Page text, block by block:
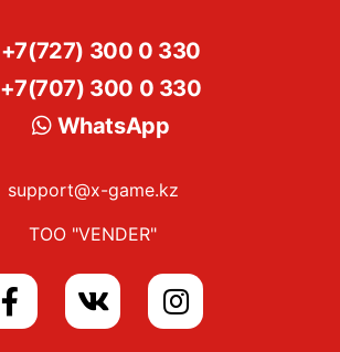
+7(727) 300 0 330
+7(707) 300 0 330
WhatsApp
support@x-game.kz
ТОО "VENDER"